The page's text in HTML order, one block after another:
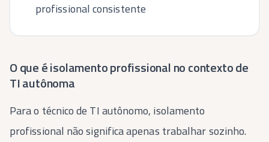
profissional consistente
O que é isolamento profissional no contexto de
TI autônoma
Para o técnico de TI autônomo, isolamento
profissional não significa apenas trabalhar sozinho.